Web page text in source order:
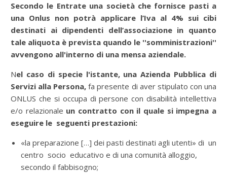
Secondo le Entrate una società che fornisce pasti a
una Onlus non potrà applicare l’Iva al 4% sui cibi
destinati ai dipendenti dell’associazione in quanto
tale aliquota è prevista quando le ''somministrazioni''
avvengono all'interno di una mensa aziendale.
Nel caso di specie l'istante, una Azienda Pubblica di
Servizi alla Persona,fa presente di aver stipulato con una
ONLUS che si occupa di persone con disabilità intellettiva
e/o relazionale un contratto con il quale si impegna a
eseguire le seguenti prestazioni: ­
«la preparazione […] dei pasti destinati agli utenti» di un
centro socio educativo e di una comunità alloggio,
secondo il fabbisogno; ­